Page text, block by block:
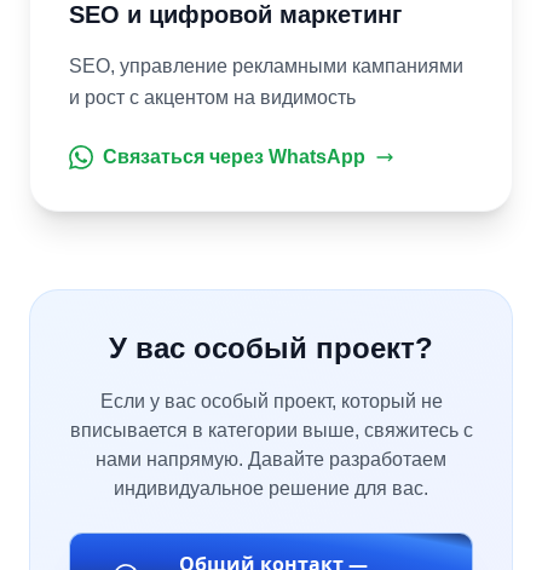
SEO и цифровой маркетинг
SEO, управление рекламными кампаниями
и рост с акцентом на видимость
Связаться через WhatsApp
У вас особый проект?
Если у вас особый проект, который не
вписывается в категории выше, свяжитесь с
нами напрямую. Давайте разработаем
индивидуальное решение для вас.
Общий контакт —